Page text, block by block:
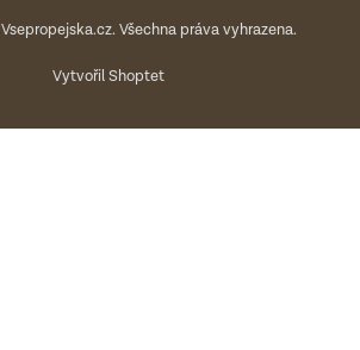
Vytvořil Shoptet
Vsepropejska.cz. Všechna práva vyhrazena.